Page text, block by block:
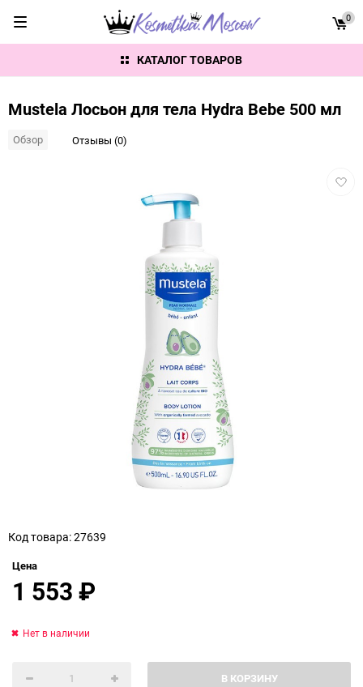
КАТАЛОГ ТОВАРОВ
0
Mustela Лосьон для тела Hydra Bebe 500 мл
Обзор Отзывы (0)
Код товара: 27639
Цена
1 553₽
В КОРЗИНУ
Нет в наличии